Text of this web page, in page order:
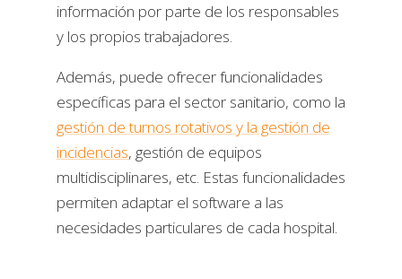
información por parte de los responsables
y los propios trabajadores.
Además, puede ofrecer funcionalidades
específicas para el sector sanitario, como la
gestión de turnos rotativos y la gestión de
incidencias, gestión de equipos
multidisciplinares, etc. Estas funcionalidades
permiten adaptar el software a las
necesidades particulares de cada hospital.